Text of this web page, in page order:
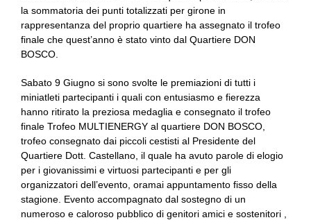
la sommatoria dei punti totalizzati per girone in
rappresentanza del proprio quartiere ha assegnato il trofeo
finale che quest’anno è stato vinto dal Quartiere DON
BOSCO.
Sabato 9 Giugno si sono svolte le premiazioni di tutti i
miniatleti partecipanti i quali con entusiasmo e fierezza
hanno ritirato la preziosa medaglia e consegnato il trofeo
finale Trofeo MULTIENERGY al quartiere DON BOSCO,
trofeo consegnato dai piccoli cestisti al Presidente del
Quartiere Dott. Castellano, il quale ha avuto parole di elogio
per i giovanissimi e virtuosi partecipanti e per gli
organizzatori dell’evento, oramai appuntamento fisso della
stagione. Evento accompagnato dal sostegno di un
numeroso e caloroso pubblico di genitori amici e sostenitori ,